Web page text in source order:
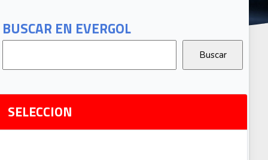
BUSCAR EN EVERGOL
SELECCION